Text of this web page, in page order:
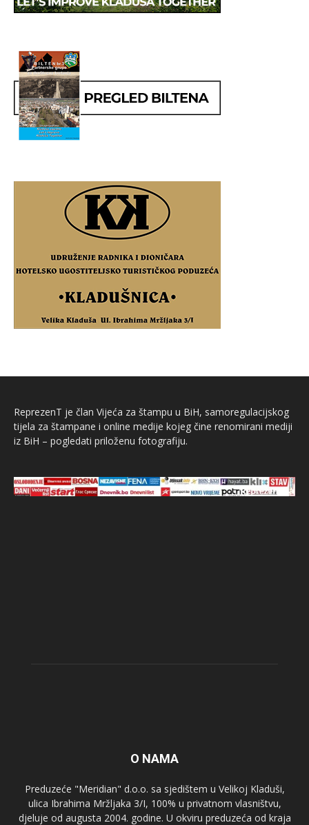
ReprezenT je član Vijeća za štampu u BiH, samoregulacijskog
tijela za štampane i online medije kojeg čine renomirani mediji
iz BiH – pogledati priloženu fotografiju.
O NAMA
Preduzeće "Meridian" d.o.o. sa sjedištem u Velikoj Kladuši,
ulica Ibrahima Mržljaka 3/I, 100% u privatnom vlasništvu,
djeluje od augusta 2004. godine. U okviru preduzeća od kraja